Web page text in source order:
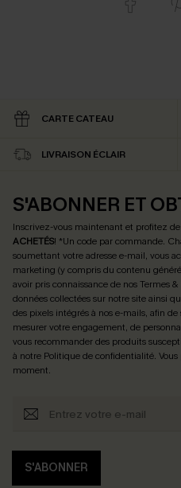
CARTE CATEAU
LIVRAISON ÉCLAIR
S'ABONNER ET
Inscrivez-vous maintenant et profitez de
ACHETÉS! *Un code par commande.
soumettant votre adresse e-mail, vous
marketing (y compris du contenu
avoir pris connaissance de nosTermes
données collectées sur notre site ainsi
des pixels intégrés à nos e-mails, afin
mesurer votre engagement, de
vous recommander des produits
à notre Politique de confidentialité.
moment.
S'ABONNER